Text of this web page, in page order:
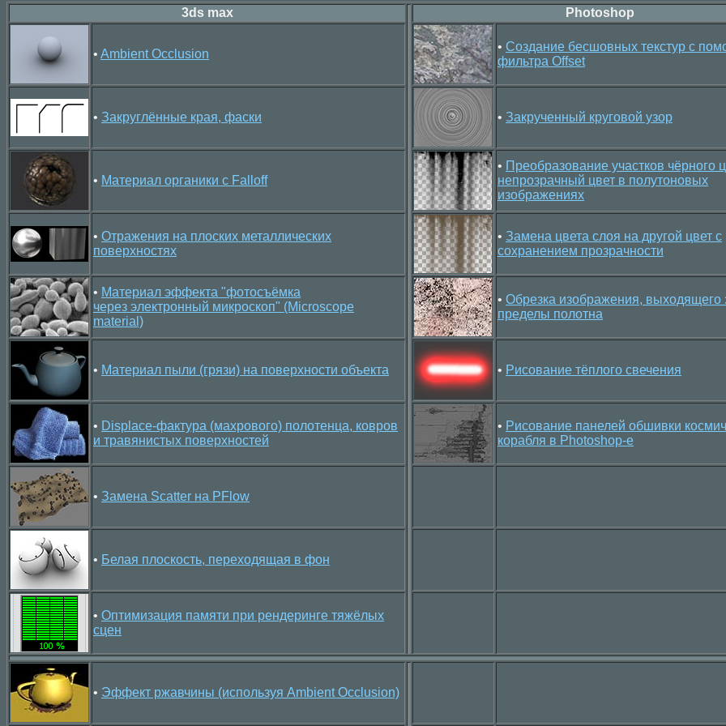
3ds max Photoshop
• Ambient Occlusion
• Создание бесшовных текстур с
фильтра Offset
• Закруглённые края, фаски • Закрученный круговой узор
• Материал органики с Falloff
• Преобразование участков чёрного
непрозрачный цвет в полутоновых
изображениях
• Отражения на плоских металлических
поверхностях
• Замена цвета слоя на другой цвет с
сохранением прозрачности
• Материал эффекта "фотосъёмка
через электронный микроскоп" (Microscope
material)
• Обрезка изображения, выходящего
пределы полотна
• Материал пыли (грязи) на поверхности объекта • Рисование тёплого свечения
• Displace-фактура (махрового) полотенца, ковров
и травянистых поверхностей
• Рисование панелей обшивки
корабля в Photoshop-е
• Замена Scatter на PFlow
• Белая плоскость, переходящая в фон
• Оптимизация памяти при рендеринге тяжёлых
сцен
• Эффект ржавчины (используя Ambient Occlusion)